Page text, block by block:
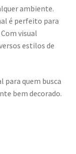
ambiente.
é perfeito para
visual
estilos de
para quem busca
bem decorado.